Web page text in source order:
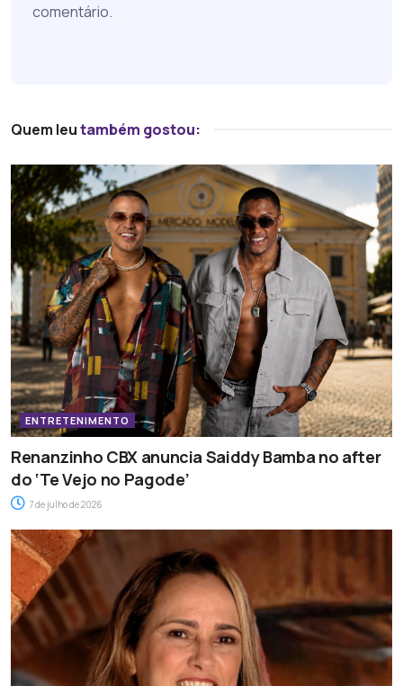
comentário.
Quem leutambém gostou:
ENTRETENIMENTO
Renanzinho CBX anuncia Saiddy Bamba no after
do ‘Te Vejo no Pagode’
7 de julho de 2026